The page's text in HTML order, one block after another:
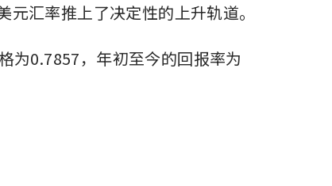
汇率推上了决定性的上升轨道。
为0.7857，年初至今的回报率为